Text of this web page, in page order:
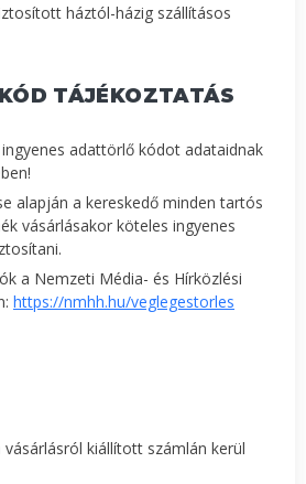
háztól-házig szállításos
TÁJÉKOZTATÁS
adattörlő kódot adataidnak
alapján a kereskedő minden tartós
vásárlásakor köteles ingyenes
a Nemzeti Média- és Hírközlési
https://nmhh.hu/veglegestorles
kiállított számlán kerül